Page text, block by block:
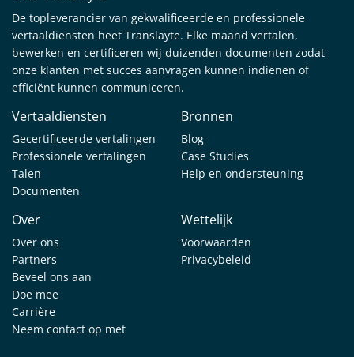
De topleverancier van gekwalificeerde en professionele
vertaaldiensten heet Translayte. Elke maand vertalen,
bewerken en certificeren wij duizenden documenten zodat
onze klanten met succes aanvragen kunnen indienen of
efficiënt kunnen communiceren.
Vertaaldiensten
Gecertificeerde vertalingen
Professionele vertalingen
Talen
Documenten
Bronnen
Blog
Case Studies
Help en ondersteuning
Over
Over ons
Partners
Beveel ons aan
Doe mee
Carrière
Neem contact op met
Wettelijk
Voorwaarden
Privacybeleid